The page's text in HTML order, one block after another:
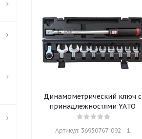
Динамометрический ключ с
принадлежностями YATO
Артикул: 36950767  092    1